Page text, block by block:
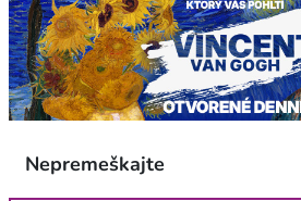
Nepremeškajte